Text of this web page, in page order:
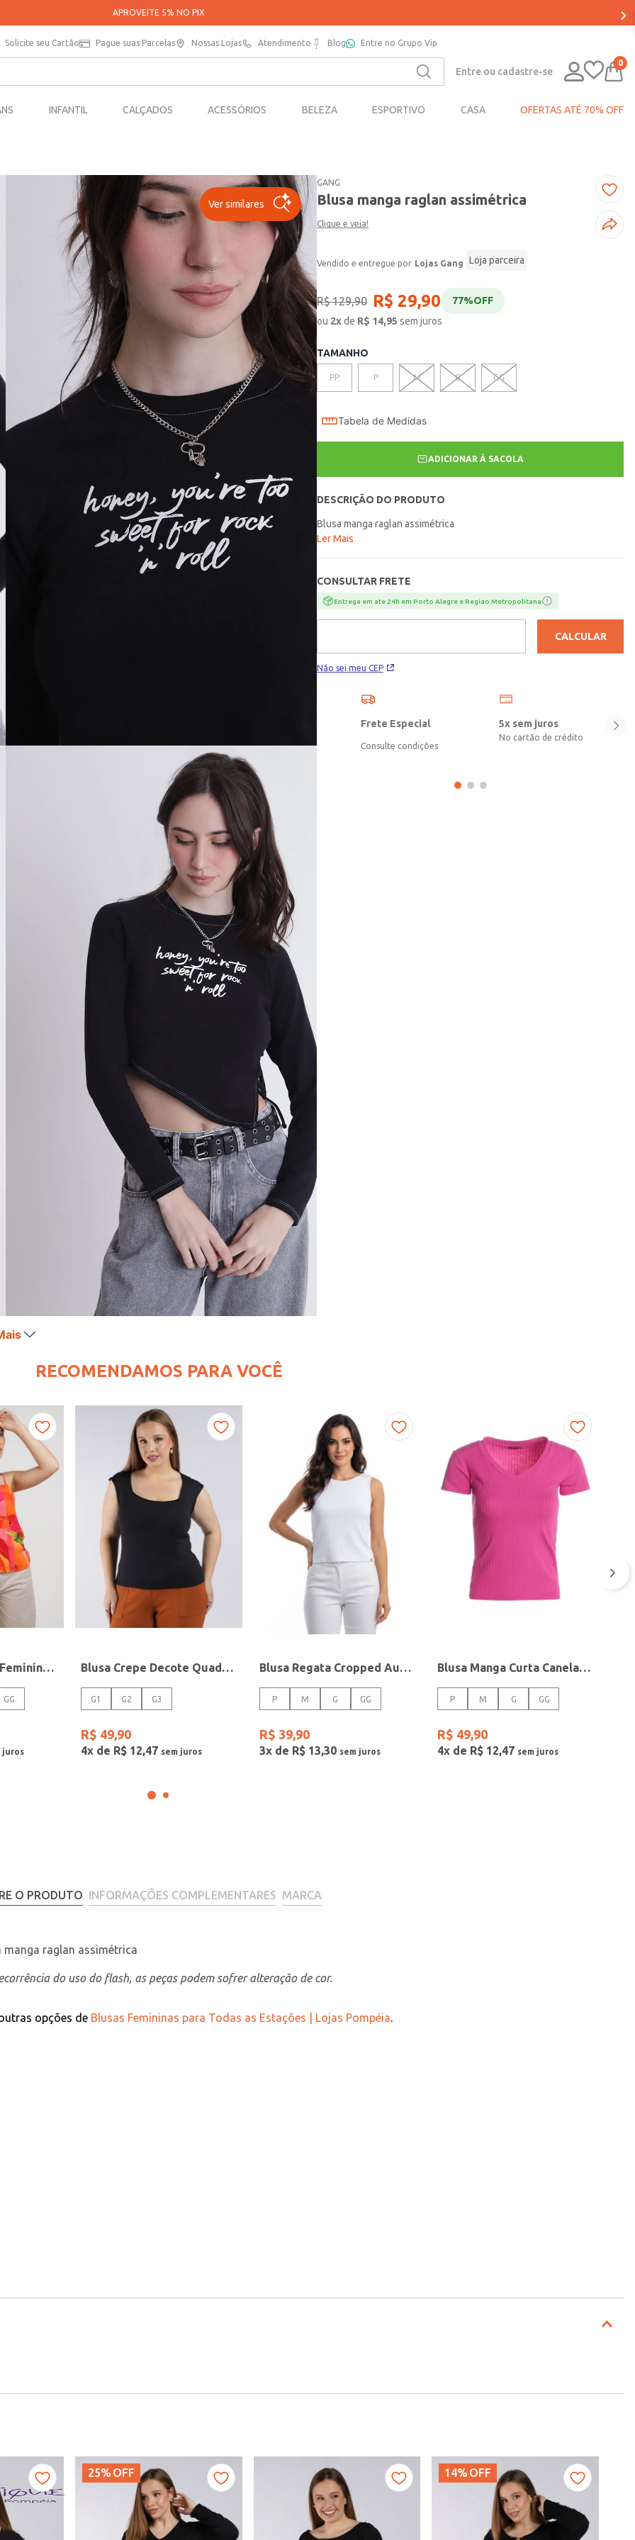
PARCELE SUAS COMPRAS EM ATÉ 5X SEM JUROS*
Solicite seu Cartão Pague suas Parcelas Nossas Lojas Atendimento Blog Entre no Grupo Vip
Entre ou cadastre-se
0
INFANTIL CALÇADOS ACESSÓRIOS BELEZA ESPORTIVO CASA OFERTAS ATÉ 70% OFF
Ver similares
GANG
Blusa manga raglan assimétrica
Clique e veja!
Lojas Gang Loja parceira
R$ 129,90 R$ 29,90 77%OFF
ou 2xde R$ 14,95 sem juros
TAMANHO
PP P M G GG
Tabela de Medidas
ADICIONAR À SACOLA
DESCRIÇÃO DO PRODUTO
Blusa manga raglan assimétrica
Ler Mais
CONSULTAR FRETE
Entrega em ate 24h em Porto Alegre e Regiao Metropolitana
Não sei meu CEP
CALCULAR
Frete Especial
Consulte condições
5x sem juros
No cartão de crédito
RECOMENDAMOS PARA VOCÊ
Blusa Estampada Feminina MULTICOLORIDO
GG
Blusa Crepe Decote Quadrado Plus Size Feminina PRETO
G1 G2 G3
R$ 49,90
4x de R$ 12,47
Blusa Regata Cropped Autentique Feminina BRANCO
P M G GG
R$ 39,90
3x de R$ 13,30
Blusa Manga Curta Canelada Autentique Feminina Rosa
P M G GG
R$ 49,90
4x de R$ 12,47
O PRODUTO INFORMAÇÕES COMPLEMENTARES MARCA
manga raglan assimétrica
do uso do flash, as peças podem sofrer alteração de cor.
opções de Blusas Femininas para Todas as Estações | Lojas Pompéia.
25% OFF 14% OFF